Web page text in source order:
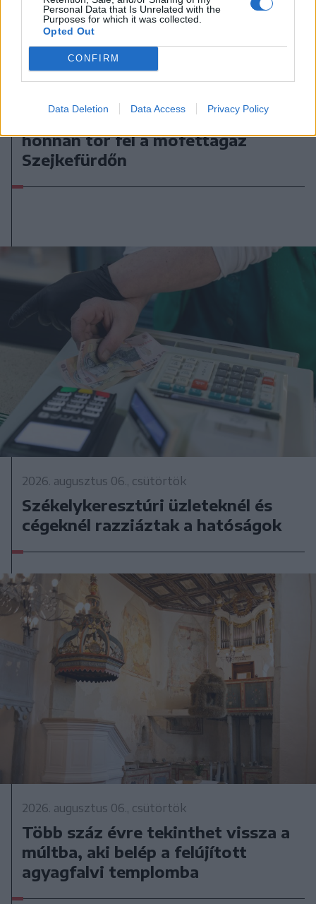
Personal Data that Is Unrelated with the
Purposes for which it was collected.
Opted Out
CONFIRM
Data Deletion Data Access Privacy Policy
Továbbra sem tudni pontosan,
honnan tör fel a mofettagáz
Szejkefürdőn
2026. augusztus 06., csütörtök
Székelykeresztúri üzleteknél és
cégeknél razziáztak a hatóságok
2026. augusztus 06., csütörtök
Több száz évre tekinthet vissza a
múltba, aki belép a felújított
agyagfalvi templomba